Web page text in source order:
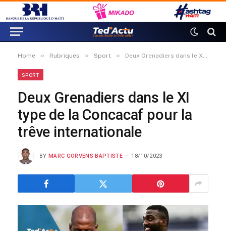
Home » Rubriques » Sport » Deux Grenadiers dans le XI type de la Concacaf pour la trêve internationale
SPORT
Deux Grenadiers dans le XI
type de la Concacaf pour la
trêve internationale
BY MARC GORVENS BAPTISTE 18/10/2023